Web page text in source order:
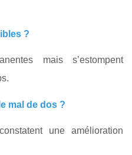
?
mais s’estompent
mal de dos ?
une amélioration